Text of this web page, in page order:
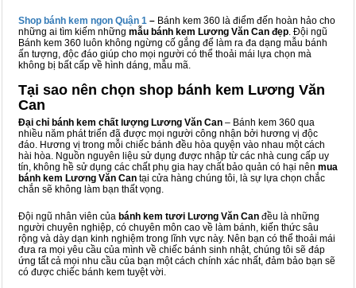
Shop bánh kem ngon Quận 1 – Bánh kem 360 là điểm đến hoàn hảo cho
những ai tìm kiếm những mẫu bánh kem Lương Văn Can đẹp. Đội ngũ
Bánh kem 360 luôn không ngừng cố gắng để làm ra đa dạng mẫu bánh
ấn tượng, độc đáo giúp cho mọi người có thể thoải mái lựa chọn mà
không bị bất cấp về hình dáng, mẫu mã.
Tại sao nên chọn shop bánh kem Lương Văn
Can
Đại chỉ bánh kem chất lượng Lương Văn Can – Bánh kem 360 qua
nhiều năm phát triển đã được mọi người công nhận bởi hương vị độc
đáo. Hương vị trong mỗi chiếc bánh đều hòa quyện vào nhau một cách
hài hòa. Nguồn nguyên liệu sử dụng được nhập từ các nhà cung cấp uy
tín, không hề sử dụng các chất phụ gia hay chất bảo quản có hại nên mua
bánh kem Lương Văn Can tại cửa hàng chúng tôi, là sự lựa chọn chắc
chắn sẽ không làm bạn thất vọng.
Đội ngũ nhân viên của bánh kem tươi Lương Văn Can đều là những
người chuyên nghiệp, có chuyên môn cao về làm bánh, kiến thức sâu
rộng và dày dạn kinh nghiệm trong lĩnh vực này. Nên bạn có thể thoải mái
đưa ra mọi yêu cầu của mình về chiếc bánh sinh nhật, chúng tôi sẽ đáp
ứng tất cả mọi nhu cầu của bạn một cách chính xác nhất, đảm bảo bạn sẽ
có được chiếc bánh kem tuyệt vời.